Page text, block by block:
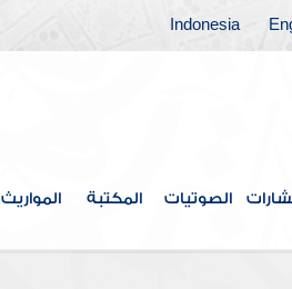
Indonesia
الصوتيات المكتبة المواريث